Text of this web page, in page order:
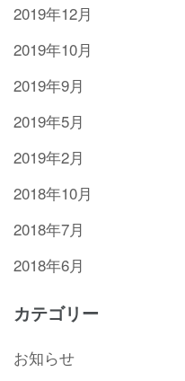
2019年12月
2019年10月
2019年9月
2019年5月
2019年2月
2018年10月
2018年7月
2018年6月
カテゴリー
お知らせ